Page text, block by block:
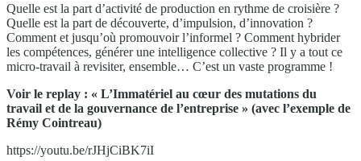
Quelle est la part d’activité de production en rythme de croisière ?
Quelle est la part de découverte, d’impulsion, d’innovation ?
Comment et jusqu’où promouvoir l’informel ? Comment hybrider
les compétences, générer une intelligence collective ? Il y a tout ce
micro-travail à revisiter, ensemble… C’est un vaste programme !
Voir le replay : « L’Immatériel au cœur des mutations du
travail et de la gouvernance de l’entreprise » (avec l’exemple de
Rémy Cointreau)
https://youtu.be/rJHjCiBK7iI